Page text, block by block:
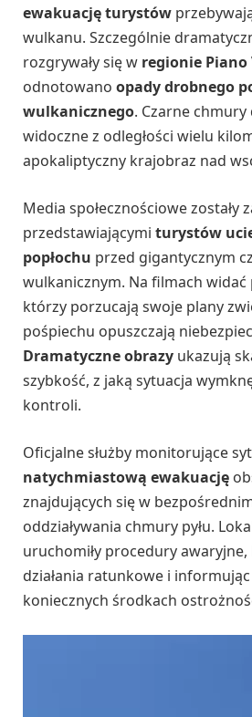
ewakuację turystów
wulkanu. Szczególnie
rozgrywały się w regionie Piano
odnotowano opady drobnego
wulkanicznego. Czarne chmury
widoczne z odległości wielu
apokaliptyczny krajobraz nad
Media społecznościowe zostały
przedstawiającymi turystów
popłochu przed gigantycznym
wulkanicznym. Na filmach
którzy porzucają swoje plany
pośpiechu opuszczają
Dramatyczne obrazy ukazują
szybkość, z jaką sytuacja
kontroli.
Oficjalne służby monitorujące
natychmiastową ewakuację
znajdujących się w
oddziaływania chmury pyłu.
uruchomiły procedury
działania ratunkowe i
koniecznych środkach